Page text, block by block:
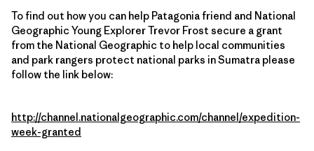
To find out how you can help Patagonia friend and National
Geographic Young Explorer Trevor Frost secure a grant
from the National Geographic to help local communities
and park rangers protect national parks in Sumatra please
follow the link below:
http://channel.nationalgeographic.com/channel/expedition-
week-granted